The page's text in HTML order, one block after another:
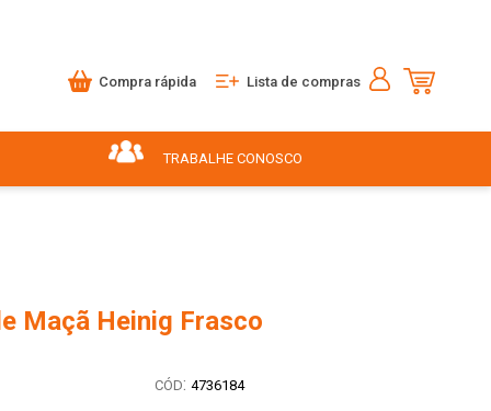
Compra rápida Lista de compras
TRABALHE CONOSCO
Maçã Heinig Frasco
: 4736184